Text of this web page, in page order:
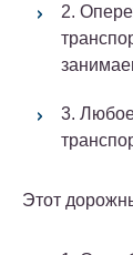
2.
3.
Этот